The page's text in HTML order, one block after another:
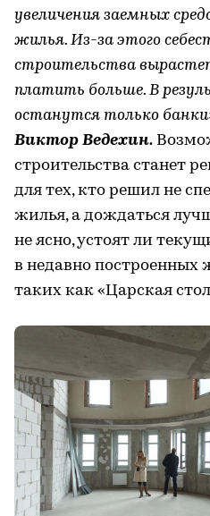
увеличения заемных
жилья. Из-за этого
строительства
платить больше. В
останутся только
Виктор Ведехин.
строительства станет
для тех, кто решил не
жилья, а дождаться
не ясно, устоят ли
в недавно построенных
таких как «Царская